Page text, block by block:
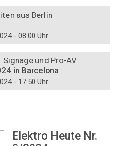
aus Berlin
- 08:00 Uhr
Signage und Pro-AV
in Barcelona
- 17:50 Uhr
Elektro Heute Nr.